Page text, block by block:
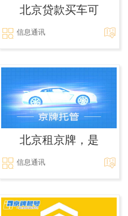
北京贷款买车可
信息通讯
北京租京牌，是
信息通讯